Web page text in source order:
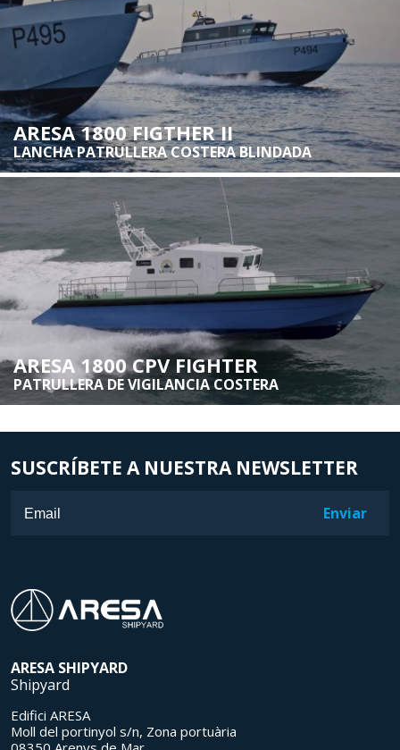
ARESA 1800 FIGTHER II
LANCHA PATRULLERA COSTERA BLINDADA
ARESA 1800 CPV FIGHTER
PATRULLERA DE VIGILANCIA COSTERA
SUSCRÍBETE A NUESTRA NEWSLETTER
ARESA SHIPYARD
Shipyard
Edifici ARESA
Moll del portinyol s/n, Zona portuària